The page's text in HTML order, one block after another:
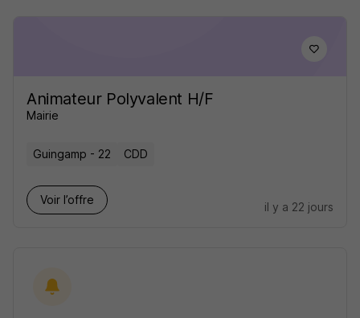
Animateur Polyvalent H/F
Mairie
Guingamp - 22 CDD
Voir l’offre
il y a 22 jours